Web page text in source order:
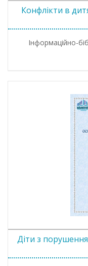
Конфлікти в
Інформаційно-
Діти з